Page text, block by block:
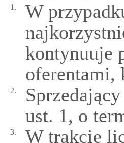
1.
W
kontynuuje
oferentami,
2.
ust. 1, o
3.
W trakcie